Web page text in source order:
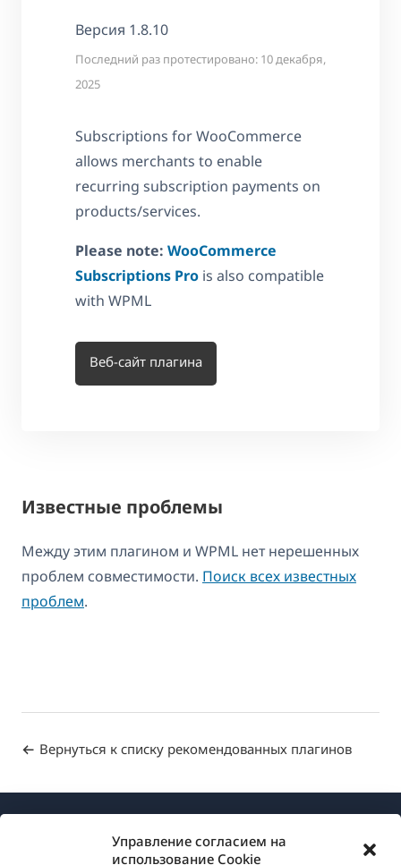
Управление согласием на
использование Cookie
Версия 1.8.10
Последний раз протестировано: 10 декабря,
2025
Subscriptions for WooCommerce
allows merchants to enable
recurring subscription payments on
products/services.
Please note: WooCommerce
Subscriptions Pro is also compatible
with WPML
Веб-сайт плагина
Известные проблемы
Между этим плагином и WPML нет нерешенных
проблем совместимости. Поиск всех известных
проблем.
Вернуться к списку рекомендованных плагинов